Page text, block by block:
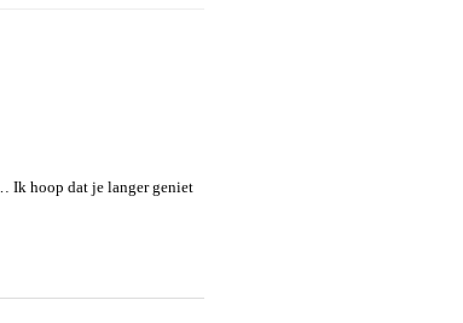
Ik hoop dat je langer geniet